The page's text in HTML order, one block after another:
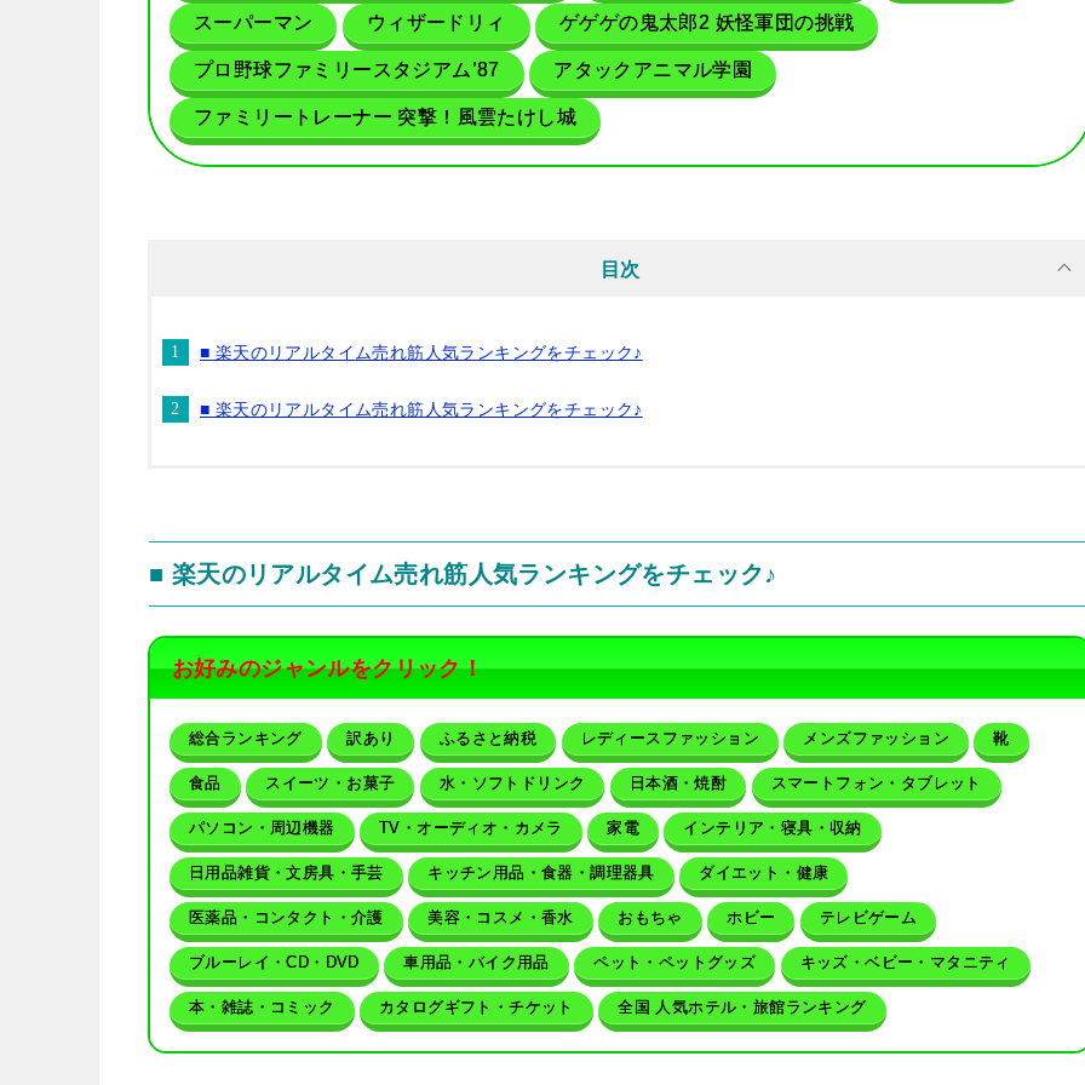
スーパーマン ウィザードリィ ゲゲゲの鬼太郎2 妖怪軍団の挑戦
プロ野球ファミリースタジアム’87 アタックアニマル学園
ファミリートレーナー 突撃！風雲たけし城
目次
■ 楽天のリアルタイム売れ筋人気ランキングをチェック♪
■ 楽天のリアルタイム売れ筋人気ランキングをチェック♪
■ 楽天のリアルタイム売れ筋人気ランキングをチェック♪
お好みのジャンルをクリック！
総合ランキング 訳あり ふるさと納税 レディースファッション メンズファッション 靴
食品 スイーツ・お菓子 水・ソフトドリンク 日本酒・焼酎 スマートフォン・タブレット
パソコン・周辺機器 TV・オーディオ・カメラ 家電 インテリア・寝具・収納
日用品雑貨・文房具・手芸 キッチン用品・食器・調理器具 ダイエット・健康
医薬品・コンタクト・介護 美容・コスメ・香水 おもちゃ ホビー テレビゲーム
ブルーレイ・CD・DVD 車用品・バイク用品 ペット・ペットグッズ キッズ・ベビー・マタニティ
本・雑誌・コミック カタログギフト・チケット 全国 人気ホテル・旅館ランキング